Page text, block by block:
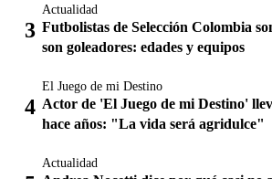
Actualidad
Futbolistas de Selección Colombia
son goleadores: edades y equipos
El Juego de mi Destino
Actor de 'El Juego de mi Destino'
hace años: "La vida será agridulce"
Actualidad